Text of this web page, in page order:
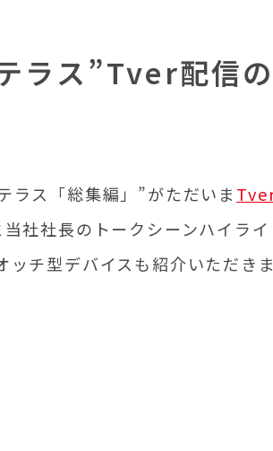
ラス”Tver配信
ス「総集編」”がただいま
社社長のトークシーンハイライ
チ型デバイスも紹介いただき